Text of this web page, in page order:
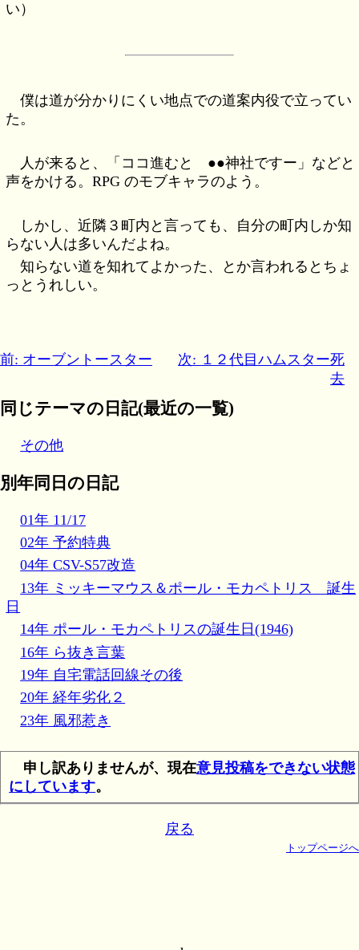
い）
僕は道が分かりにくい地点での道案内役で立ってい
た。
人が来ると、「ココ進むと ●●神社ですー」などと
声をかける。RPG のモブキャラのよう。
しかし、近隣３町内と言っても、自分の町内しか知
らない人は多いんだよね。
知らない道を知れてよかった、とか言われるとちょ
っとうれしい。
前: オーブントースター
次: １２代目ハムスター死
去
同じテーマの日記(最近の一覧)
その他
別年同日の日記
01年 11/17
02年 予約特典
04年 CSV-S57改造
13年 ミッキーマウス＆ポール・モカペトリス 誕生
日
14年 ポール・モカペトリスの誕生日(1946)
16年 ら抜き言葉
19年 自宅電話回線その後
20年 経年劣化２
23年 風邪惹き
申し訳ありませんが、現在意見投稿をできない状態
にしています。
戻る
トップページへ